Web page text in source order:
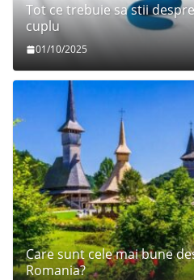
Tot ce trebuie sa stii
cuplu
01/10/2025
Care sunt cele mai bune
Romania?